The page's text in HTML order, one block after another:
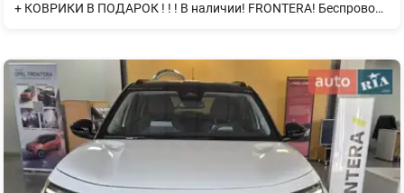
+ КОВРИКИ В ПОДАРОК ! ! ! В наличии! FRONTERA! Беспроводной Android Auto/Apple Car Play. Новая большая мультимедиа 10" Цифровая панель приборов! Покупай в OPEL VIPOS!!! Будь среди лучших! Приглашаем! Тест-драйв